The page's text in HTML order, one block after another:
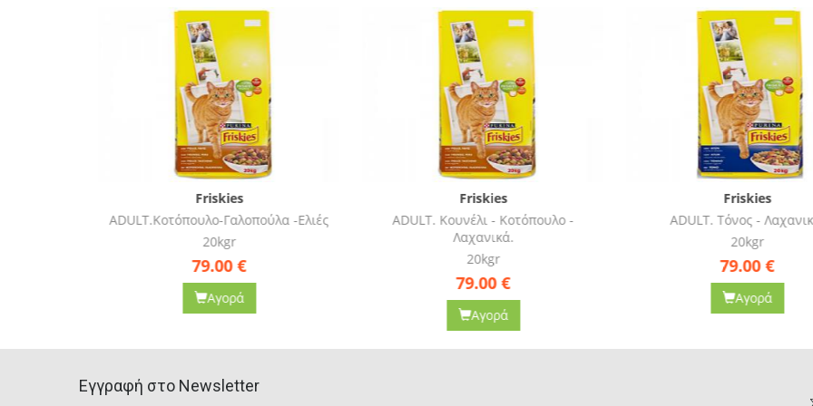
Friskies
ADULT.Κοτόπουλο-Γαλοπούλα -Ελιές
20kgr
79.00€
Αγορά
Friskies
ADULT. Κουνέλι - Κοτόπουλο -
Λαχανικά.
20kgr
79.00€
Αγορά
Friskies
ADULT. Τόνος -
20kgr
79.00€
Αγορά
Eγγραφή στο Newsletter